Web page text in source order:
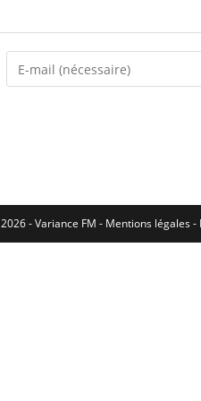
2026 - Variance FM - Mentions légales